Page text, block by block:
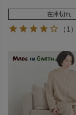
在庫切れ
（1）